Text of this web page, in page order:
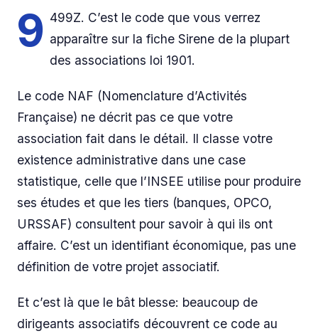
9 499Z. C’est le code que vous verrez
apparaître sur la fiche Sirene de la plupart
des associations loi 1901.
Le code NAF (Nomenclature d’Activités
Française) ne décrit pas ce que votre
association fait dans le détail. Il classe votre
existence administrative dans une case
statistique, celle que l’INSEE utilise pour produire
ses études et que les tiers (banques, OPCO,
URSSAF) consultent pour savoir à qui ils ont
affaire. C’est un identifiant économique, pas une
définition de votre projet associatif.
Et c’est là que le bât blesse: beaucoup de
dirigeants associatifs découvrent ce code au